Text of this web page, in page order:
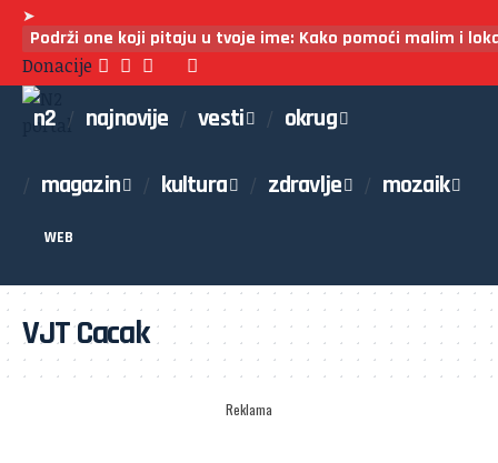
➤
Podrži one koji pitaju u tvoje ime: Kako pomoći malim i
Donacije
n2 najnovije vesti okrug
magazin kultura zdravlje mozaik
WEB
VJT Cacak
Reklama